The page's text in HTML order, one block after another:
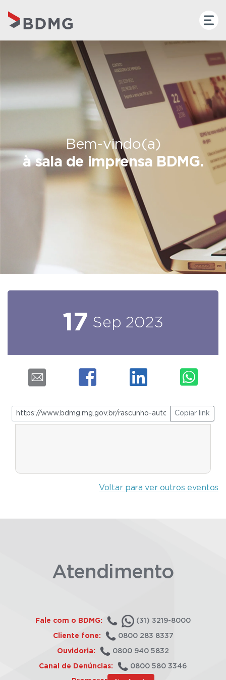
Bem-vindo(a)
à sala de imprensa BDMG.
17 Sep 2023
Copiar link
Voltar para ver outros eventos
Atendimento
Fale com o BDMG: (31) 3219-8000
Cliente fone: 0800 283 8337
Ouvidoria: 0800 940 5832
Canal de Denúncias: 0800 580 3346